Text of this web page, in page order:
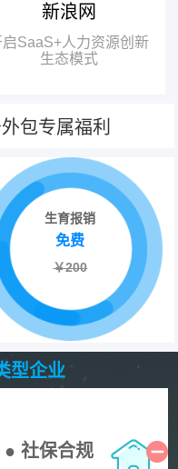
方人力获得人力资源行业唯
奖项——“2018中国互联网+人
源服务值得信赖品牌奖”
新浪网
启SaaS+人力资源创新
生态模式
包专属福利
生育报销
免费
￥200
型企业
● 社保合规